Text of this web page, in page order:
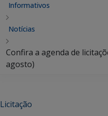
Informativos
Notícias
Confira a agenda de
agosto)
Licitação